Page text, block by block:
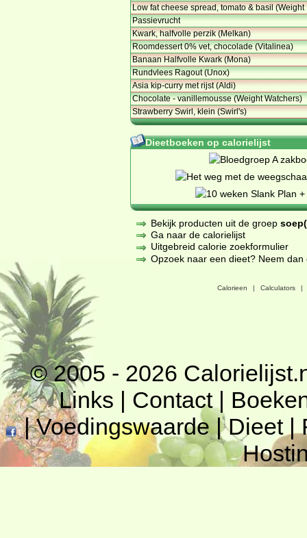
Low fat cheese spread, tomato & basil (Weight
Passievrucht
Kwark, halfvolle perzik (Melkan)
Roomdessert 0% vet, chocolade (Vitalinea)
Banaan Halfvolle Kwark (Mona)
Rundvlees Ragout (Unox)
Asia kip-curry met rijst (Aldi)
Chocolate - vanillemousse (Weight Watchers)
Strawberry Swirl, klein (Swirl's)
Dieetboeken op calorielijst
Bekijk producten uit de groep
Ga naar de calorielijst
Uitgebreid calorie zoekformulier
Opzoek naar een dieet? Neem
Calorieen | Calculators |
© 2005 - 2026
Links | Contact|
|Voedingswaarde|Dieet|